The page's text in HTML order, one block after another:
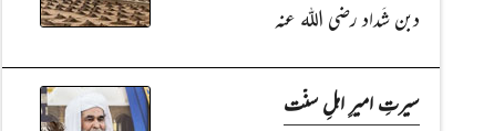
دبن شَداد رضی اللہ عنہ
سیرتِ امیرِ اہلِ سنّت